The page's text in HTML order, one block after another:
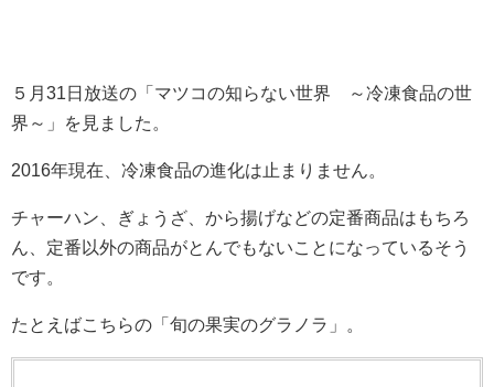
５月31日放送の「マツコの知らない世界 ～冷凍食品の世
界～」を見ました。
2016年現在、冷凍食品の進化は止まりません。
チャーハン、ぎょうざ、から揚げなどの定番商品はもちろ
ん、定番以外の商品がとんでもないことになっているそう
です。
たとえばこちらの「旬の果実のグラノラ」。